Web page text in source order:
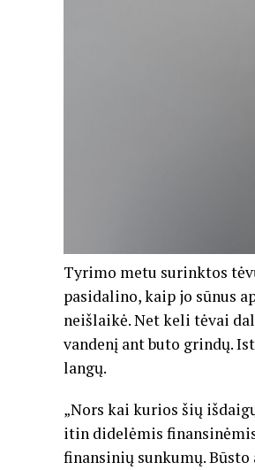
Tyrimo metu surinktos
pasidalino, kaip jo sūnus
neišlaikė. Net keli tėvai
vandenį ant buto grindų.
langų.
„Nors kai kurios šių
itin didelėmis
finansinių sunkumų.